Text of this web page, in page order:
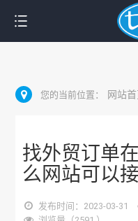
您的当前位置： 网站
找外贸订单
么网站可以
发布时间：2023-03-31